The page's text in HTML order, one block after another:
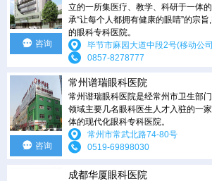
咨询
立的一所集医疗、教学、科研于一体
承“让每个人都拥有健康的眼睛”的宗
的眼科专科医院。
毕节市麻园大道中段2号(移动公
0857-8278777
咨询
常州谱瑞眼科医院
常州谱瑞眼科医院是经常州市卫生部
领域主要几名眼科医生人才入驻的一
体的现代化眼科专科医院。
常州市常武北路74-80号
0519-69898030
成都华厦眼科医院